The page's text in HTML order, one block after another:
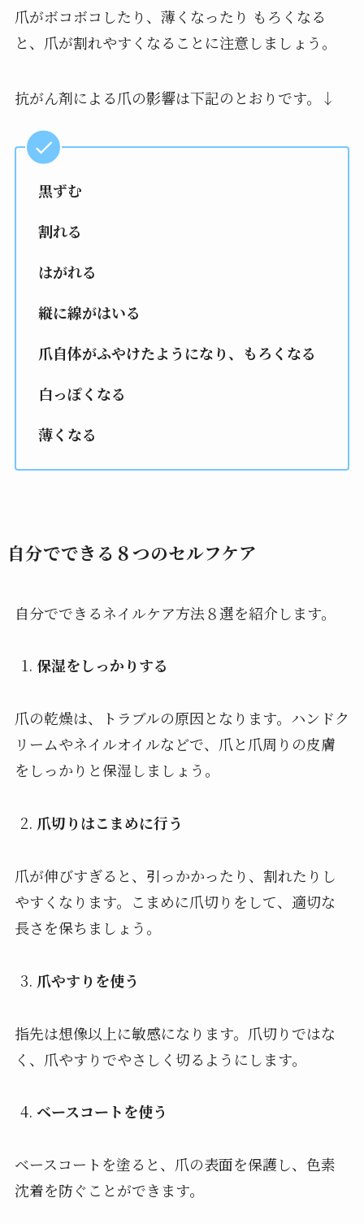
爪がボコボコしたり、薄くなったり もろくなる
と、爪が割れやすくなることに注意しましょう。
抗がん剤による爪の影響は下記のとおりです。↓
黒ずむ
割れる
はがれる
縦に線がはいる
爪自体がふやけたようになり、もろくなる
白っぽくなる
薄くなる
自分でできる８つのセルフケア
自分でできるネイルケア方法８選を紹介します。
保湿をしっかりする
爪の乾燥は、トラブルの原因となります。ハンドク
リームやネイルオイルなどで、爪と爪周りの皮膚
をしっかりと保湿しましょう。
爪切りはこまめに行う
爪が伸びすぎると、引っかかったり、割れたりし
やすくなります。こまめに爪切りをして、適切な
長さを保ちましょう。
爪やすりを使う
指先は想像以上に敏感になります。爪切りではな
く、爪やすりでやさしく切るようにします。
ベースコートを使う
ベースコートを塗ると、爪の表面を保護し、色素
沈着を防ぐことができます。